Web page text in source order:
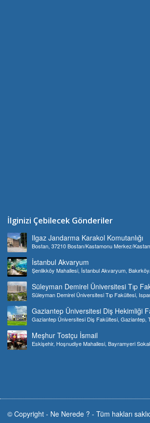
İlginizi Çebilecek Gönderiler
Ilgaz Jandarma Karakol Komutanlığı
Bostan, 37210 Bostan/Kastamonu Merkez/
İstanbul Akvaryum
Şenlikköy Mahallesi, İstanbul Akvaryum,
Süleyman Demirel Üniversitesi Tıp
Süleyman Demirel Üniversitesi Tıp Fakültesi,
Gaziantep Üniversitesi Diş Hekimliği
Gaziantep Üniversitesi Diş Fakültesi, Gaziantep,
Meşhur Tostçu İsmail
Eskişehir, Hoşnudiye Mahallesi, Bayramyeri
© Copyright - Ne Nerede ? - Tüm hakları